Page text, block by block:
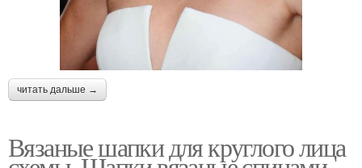
читать дальше →
Вязаные шапки для круглого лица